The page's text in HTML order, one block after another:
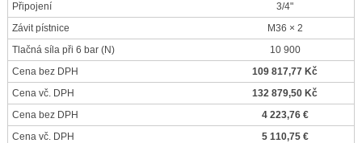
Připojení
3/4"
Závit pístnice
M36 × 2
Tlačná síla při 6 bar (N)
10 900
Cena bez DPH
109 817,77 Kč
Cena vč. DPH
132 879,50 Kč
Cena bez DPH
4 223,76 €
Cena vč. DPH
5 110,75 €